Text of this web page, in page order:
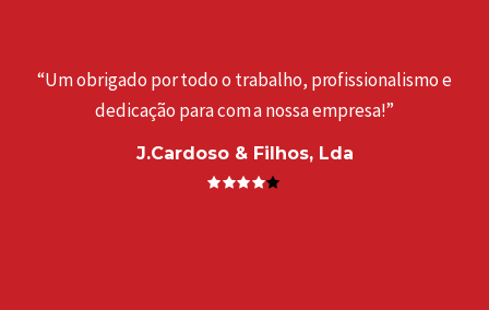
“Um obrigado por todo o trabalho, profissionalismo e
dedicação para com a nossa empresa!”
J.Cardoso & Filhos, Lda